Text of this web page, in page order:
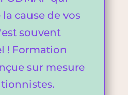
cause de vos
souvent
! Formation
sur mesure